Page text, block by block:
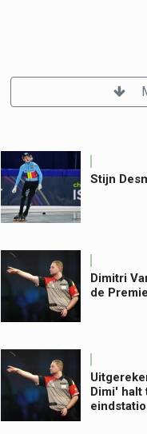
Stijn
Dimitri
de
Dimi' halt